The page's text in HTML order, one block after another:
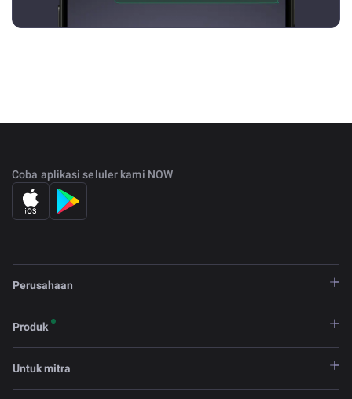
Coba aplikasi seluler kami NOW
Perusahaan
Produk
Untuk mitra